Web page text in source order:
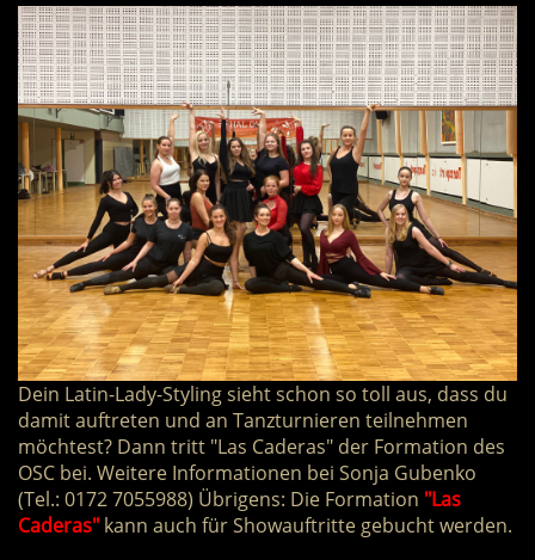
Dein Latin-Lady-Styling sieht schon so toll aus, dass du
damit auftreten und an Tanzturnieren teilnehmen
möchtest? Dann tritt "Las Caderas" der Formation des
OSC bei. Weitere Informationen bei Sonja Gubenko
(Tel.: 0172 7055988) Übrigens: Die Formation "Las
Caderas" kann auch für Showauftritte gebucht werden.